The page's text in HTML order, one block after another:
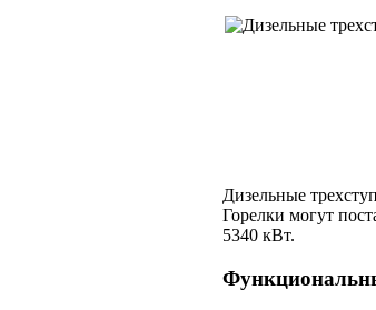
Дизельные
Горелки могут
5340 кВт.